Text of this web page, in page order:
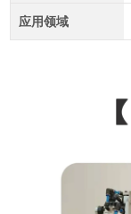
应用领域